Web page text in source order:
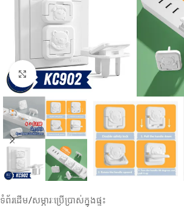
Click to enlarge
ទំព័រដើម/សម្ភារៈប្រើប្រាស់ក្នុងផ្ទះ